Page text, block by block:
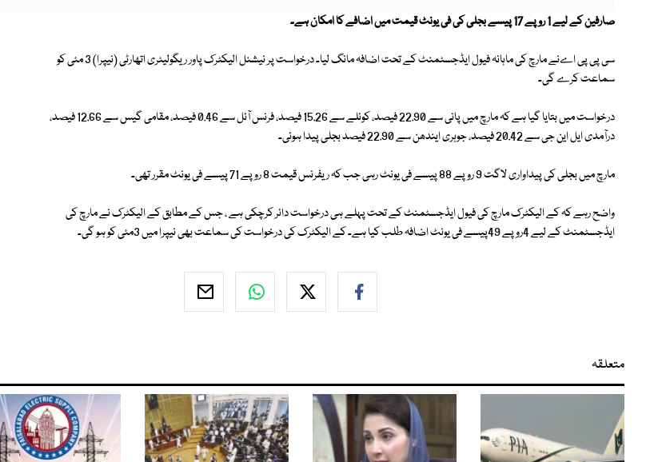
صارفین کے لیے 1 روپے 17 پیسے بجلی کی فی یونٹ قیمت میں اضافے کا امکان ہے۔
سی پی پی اےنے مارچ کی ماہانہ فیول ایڈجسٹمنٹ کے تحت اضافہ مانگ لیا۔ درخواست پر نیشنل الیکٹرک پاور ریگولیٹری اتھارٹی (نیپرا) 3 مئی کو
سماعت کرے گی۔
درخواست میں بتایا گیا ہے کہ مارچ میں پانی سے 22.90 فیصد، کوئلے سے 15.26 فیصد، فرنس آئل سے 0.46 فیصد، مقامی گیس سے 12.66 فیصد،
درآمدی ایل این جی سے 20.42 فیصد، جوہری ایندھن سے 22.90 فیصد بجلی پیدا ہوئی۔
مارچ میں بجلی کی پیداواری لاگت 9 روپے 88 پیسے فی یونٹ رہی جب کہ ریفرنس قیمت 8 روپے 71 پیسے فی یونٹ مقرر تھی۔
واضح رہے کہ کے الیکٹرک مارچ کی فیول ایڈجسٹمنٹ کے تحت پہلے ہی درخواست دائر کرچکی ہے ، جس کے مطابق کے الیکٹرک نے مارچ کی
ایڈجسٹمنٹ کے لیے 4روپے 49پیسے فی یونٹ اضافہ طلب کیا ہے۔ کے الیکٹرک کی درخواست کی سماعت بھی نیپرا میں 3مئی کو ہو گی۔
متعلقہ